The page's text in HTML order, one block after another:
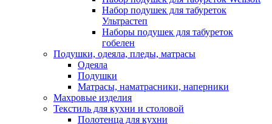
Набор подушек для табуреток
Ультрастеп
Наборы подушек для табуреток
гобелен
Подушки, одеяла, пледы, матрасы
Одеяла
Подушки
Матрасы, наматрасники, наперники
Махровые изделия
Текстиль для кухни и столовой
Полотенца для кухни